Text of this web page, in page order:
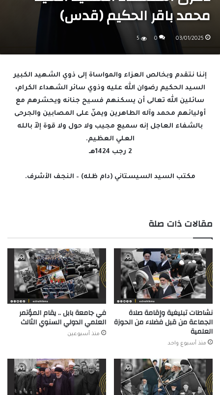
محمد باقر الحكيم (قدس)
03/01/2025
0
5
إننا نتقدم وبخالص العزاء والمواساة إلى ذوي الشهيد الكبير
السيد الحكيم رضوان الله عليه وذوي سائر الشهداء الكرام،
سائلين الله تعالى أن يسكنهم فسيح جنانه ويحشرهم مع
أوليائهم محمد وآله الطاهرين ويمنّ على المصابين والجرحى
بالشفاء العاجل إنه سميع مجيب ولا حول ولا قوة إلاّ بالله
العلي العظيم.
2 رجب 1424هـ
مكتب السيد السيستاني (دام ظله) – النجف الأشرف.
مقالات ذات صلة
نشاطات تبليغية وإقامة صلاة
الجماعة من قبل فضلاء من الحوزة
العلمية
منذ أسبوع واحد
في جامعة بابل .. يقام المؤتمر
العلمي الدولي السنوي الثالث
منذ أسبوعين